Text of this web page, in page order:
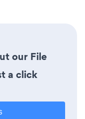
our File
a click